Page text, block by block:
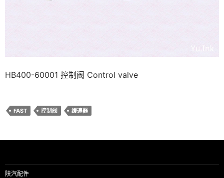
HB400-60001 控制阀 Control valve
FAST 控制阀 缓速器
陕汽配件